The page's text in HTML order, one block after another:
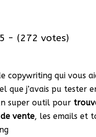
- (272 votes)
copywriting qui vous
que j’avais pu tester
super outil pour
vente, les emails et